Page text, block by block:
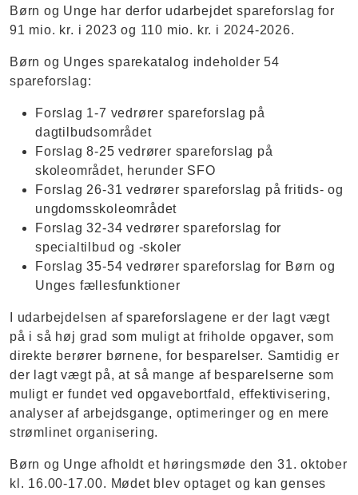
Børn og Unge har derfor udarbejdet spareforslag for
91 mio. kr. i 2023 og 110 mio. kr. i 2024-2026.
Børn og Unges sparekatalog indeholder 54
spareforslag:
Forslag 1-7 vedrører spareforslag på
dagtilbudsområdet
Forslag 8-25 vedrører spareforslag på
skoleområdet, herunder SFO
Forslag 26-31 vedrører spareforslag på fritids- og
ungdomsskoleområdet
Forslag 32-34 vedrører spareforslag for
specialtilbud og -skoler
Forslag 35-54 vedrører spareforslag for Børn og
Unges fællesfunktioner
I udarbejdelsen af spareforslagene er der lagt vægt
på i så høj grad som muligt at friholde opgaver, som
direkte berører børnene, for besparelser. Samtidig er
der lagt vægt på, at så mange af besparelserne som
muligt er fundet ved opgavebortfald, effektivisering,
analyser af arbejdsgange, optimeringer og en mere
strømlinet organisering.
Børn og Unge afholdt et høringsmøde den 31. oktober
kl. 16.00-17.00. Mødet blev optaget og kan genses